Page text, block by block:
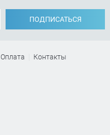
ПОДПИСАТЬСЯ
Оплата
Контакты